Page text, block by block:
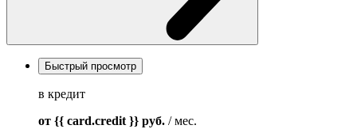
Быстрый просмотр
в кредит
от {{ card.credit }} руб. / мес.